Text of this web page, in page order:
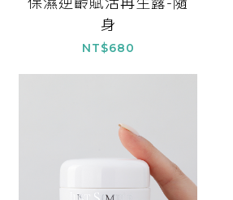
身
NT$680